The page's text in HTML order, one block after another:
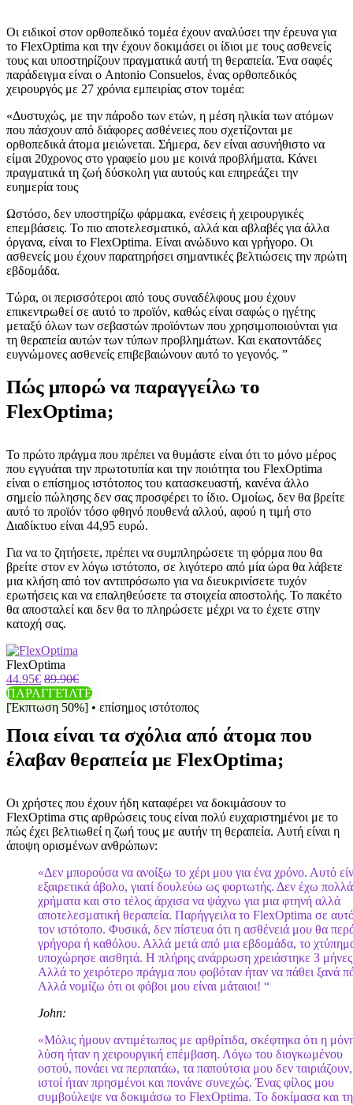
Οι ειδικοί στον ορθοπεδικό τομέα έχουν αναλύσει την έρευνα για
το FlexOptima και την έχουν δοκιμάσει οι ίδιοι με τους ασθενείς
τους και υποστηρίζουν πραγματικά αυτή τη θεραπεία. Ένα σαφές
παράδειγμα είναι ο Antonio Consuelos, ένας ορθοπεδικός
χειρουργός με 27 χρόνια εμπειρίας στον τομέα:
«Δυστυχώς, με την πάροδο των ετών, η μέση ηλικία των ατόμων
που πάσχουν από διάφορες ασθένειες που σχετίζονται με
ορθοπεδικά άτομα μειώνεται. Σήμερα, δεν είναι ασυνήθιστο να
είμαι 20χρονος στο γραφείο μου με κοινά προβλήματα. Κάνει
πραγματικά τη ζωή δύσκολη για αυτούς και επηρεάζει την
ευημερία τους
Ωστόσο, δεν υποστηρίζω φάρμακα, ενέσεις ή χειρουργικές
επεμβάσεις. Το πιο αποτελεσματικό, αλλά και αβλαβές για άλλα
όργανα, είναι το FlexOptima. Είναι ανώδυνο και γρήγορο. Οι
ασθενείς μου έχουν παρατηρήσει σημαντικές βελτιώσεις την πρώτη
εβδομάδα.
Τώρα, οι περισσότεροι από τους συναδέλφους μου έχουν
επικεντρωθεί σε αυτό το προϊόν, καθώς είναι σαφώς ο ηγέτης
μεταξύ όλων των σεβαστών προϊόντων που χρησιμοποιούνται για
τη θεραπεία αυτών των τύπων προβλημάτων. Και εκατοντάδες
ευγνώμονες ασθενείς επιβεβαιώνουν αυτό το γεγονός. ”
Πώς μπορώ να παραγγείλω το
FlexOptima;
Το πρώτο πράγμα που πρέπει να θυμάστε είναι ότι το μόνο μέρος
που εγγυάται την πρωτοτυπία και την ποιότητα του FlexOptima
είναι ο επίσημος ιστότοπος του κατασκευαστή, κανένα άλλο
σημείο πώλησης δεν σας προσφέρει το ίδιο. Ομοίως, δεν θα βρείτε
αυτό το προϊόν τόσο φθηνό πουθενά αλλού, αφού η τιμή στο
Διαδίκτυο είναι 44,95 ευρώ.
Για να το ζητήσετε, πρέπει να συμπληρώσετε τη φόρμα που θα
βρείτε στον εν λόγω ιστότοπο, σε λιγότερο από μία ώρα θα λάβετε
μια κλήση από τον αντιπρόσωπο για να διευκρινίσετε τυχόν
ερωτήσεις και να επαληθεύσετε τα στοιχεία αποστολής. Το πακέτο
θα αποσταλεί και δεν θα το πληρώσετε μέχρι να το έχετε στην
κατοχή σας.
FlexOptima
44.95€ 89.90€
ΠΑΡΑΓΓΕΊΛΤΕ
[Έκπτωση 50%] • επίσημος ιστότοπος
Ποια είναι τα σχόλια από άτομα που
έλαβαν θεραπεία με FlexOptima;
Οι χρήστες που έχουν ήδη καταφέρει να δοκιμάσουν το
FlexOptima στις αρθρώσεις τους είναι πολύ ευχαριστημένοι με το
πώς έχει βελτιωθεί η ζωή τους με αυτήν τη θεραπεία. Αυτή είναι η
άποψη ορισμένων ανθρώπων:
«Δεν μπορούσα να ανοίξω το χέρι μου για ένα χρόνο. Αυτό
εξαιρετικά άβολο, γιατί δουλεύω ως φορτωτής. Δεν έχω πολλά
χρήματα και στο τέλος άρχισα να ψάχνω για μια φτηνή αλλά
αποτελεσματική θεραπεία. Παρήγγειλα το FlexOptima σε
τον ιστότοπο. Φυσικά, δεν πίστευα ότι η ασθένειά μου θα
γρήγορα ή καθόλου. Αλλά μετά από μια εβδομάδα, το
υποχώρησε αισθητά. Η πλήρης ανάρρωση χρειάστηκε 3
Αλλά το χειρότερο πράγμα που φοβόταν ήταν να πάθει ξανά
Αλλά νομίζω ότι οι φόβοι μου είναι μάταιοι! “
John:
«Μόλις ήμουν αντιμέτωπος με αρθρίτιδα, σκέφτηκα ότι η
λύση ήταν η χειρουργική επέμβαση. Λόγω του διογκωμένου
οστού, πονάει να περπατάω, τα παπούτσια μου δεν ταιριάζουν,
ιστοί ήταν πρησμένοι και πονάνε συνεχώς. Ένας φίλος μου
συμβούλεψε να δοκιμάσω το FlexOptima. Το δοκίμασα και